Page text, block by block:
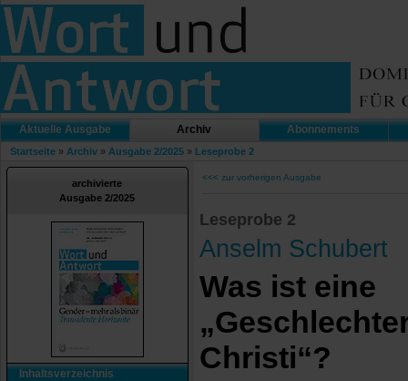
Aktuelle Ausgabe Archiv Abonnements
Startseite » Archiv » Ausgabe 2/2025 » Leseprobe 2
archivierte
Ausgabe 2/2025
Inhaltsverzeichnis
<<< zur vorherigen Ausgabe
Leseprobe 2
Anselm Schubert
Was ist eine
Christi“?